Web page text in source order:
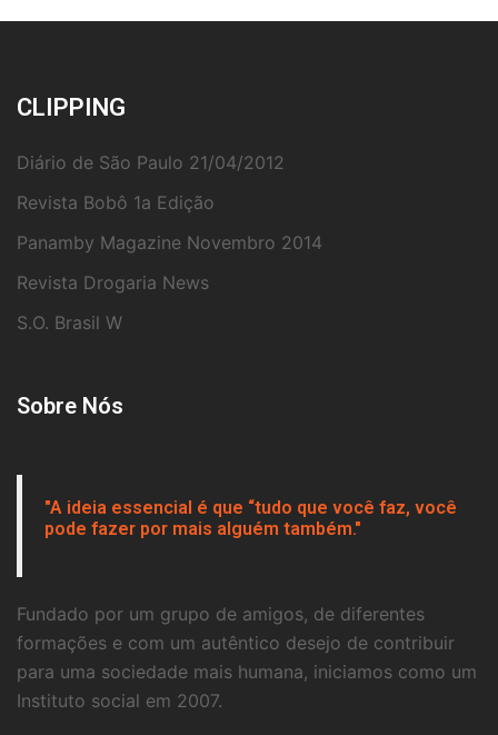
CLIPPING
Diário de São Paulo 21/04/2012
Revista Bobô 1a Edição
Panamby Magazine Novembro 2014
Revista Drogaria News
S.O. Brasil W
Sobre Nós
"A ideia essencial é que “tudo que você faz, você
pode fazer por mais alguém também."
Fundado por um grupo de amigos, de diferentes
formações e com um autêntico desejo de contribuir
para uma sociedade mais humana, iniciamos como um
Instituto social em 2007.